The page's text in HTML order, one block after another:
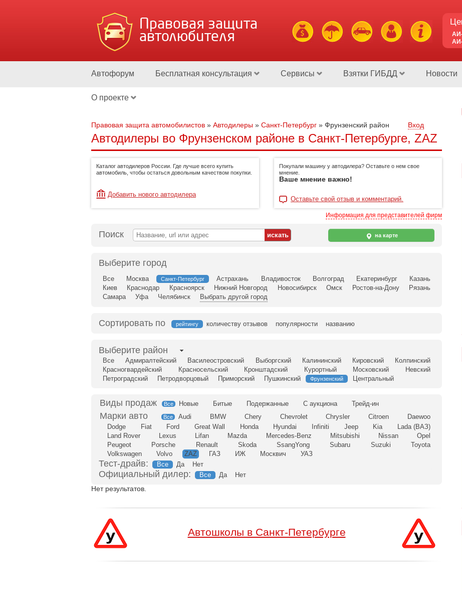
Правовая защита
автолюбителя
Автофорум Бесплатная консультация Сервисы Взятки ГИБДД Новости
О проекте
Правовая защита автомобилистов » Автодилеры » Санкт-Петербург » Фрунзенский район Вход
Автодилеры во Фрунзенском районе в Санкт-Петербурге, ZAZ
Каталог автодилеров России. Где лучше всего купить
автомобиль, чтобы остаться довольным качеством покупки.
Добавить нового автодилера
Покупали машину у автодилера? Оставьте о нем свое
мнение.
Ваше мнение важно!
Оставьте свой отзыв и комментарий.
Информация для представителей фирм
Поиск на карте
Выберите город
Все Москва Санкт-Петербург Астрахань Владивосток Волгоград Екатеринбург
Казань
Киев
Краснодар Красноярск Нижний Новгород Новосибирск Омск Ростов-на-Дону
Рязань
Самара
Уфа Челябинск Выбрать другой город
Сортировать по рейтингу количеству отзывов популярности названию
Выберите район
Все Адмиралтейский Василеостровский Выборгский Калининский Кировский
Колпинский
Красногвардейский
Красносельский Кронштадский Курортный Московский
Невский
Петроградский
Петродворцовый Приморский Пушкинский Фрунзенский Центральный
Все Новые Битые Подержанные С аукциона Трейд-ин
Все Audi BMW Chery Chevrolet Chrysler Citroen
Daewoo
Dodge
Fiat Ford Great Wall Honda Hyundai Infiniti Jeep Kia
Lada (ВАЗ)
Land Rover
Lexus Lifan Mazda Mercedes-Benz Mitsubishi Nissan
Opel
Peugeot
Porsche Renault Skoda SsangYong Subaru Suzuki
Toyota
Volkswagen
Volvo ZAZ ГАЗ ИЖ Москвич УАЗ
Тест-драйв: Все Да Нет
Официальный дилер: Все Да Нет
Нет результатов.
Автошколы в Санкт-Петербурге